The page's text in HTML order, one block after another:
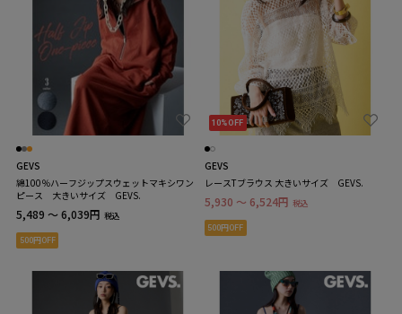
GEVS
綿100％ハーフジップスウェットマキシワン
ピース 大きいサイズ GEVS.
5,489 ～ 6,039円 税込
500円OFF
10%OFF
GEVS
レースTブラウス 大きいサイズ GEVS.
5,930 ～ 6,524円 税込
500円OFF